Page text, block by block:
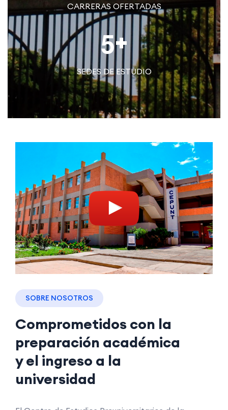
CARRERAS OFERTADAS
5+
SEDES DE ESTUDIO
SOBRE NOSOTROS
Comprometidos con la
preparación académica
y el ingreso a la
universidad